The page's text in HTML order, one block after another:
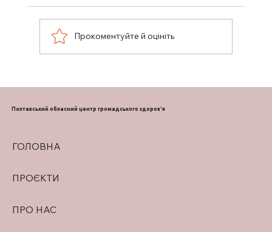
Прокоментуйте й оцініть
ГОЛОВНА
ПРОЄКТИ
ПРО НАС
Полтавський обласний центр громадського здоров'я